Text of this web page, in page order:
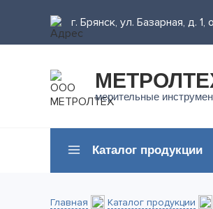
г. Брянск, ул. Базарная, д. 1,
мерительные
Каталог продукции
Главная Каталог продукции